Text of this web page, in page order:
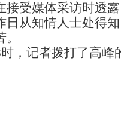
受媒体采访时透露
日从知情人士处得
记者拨打了高峰